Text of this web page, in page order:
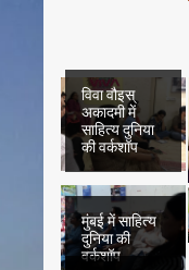
विवा वौइस्
अकादमी में
साहित्य दुनिया
की वर्कशॉप
मुंबई में साहित्य
दुनिया की
वर्कशॉप